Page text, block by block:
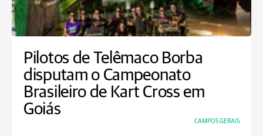
Pilotos de Telêmaco Borba
disputam o Campeonato
Brasileiro de Kart Cross em
Goiás
CAMPOS GERAIS